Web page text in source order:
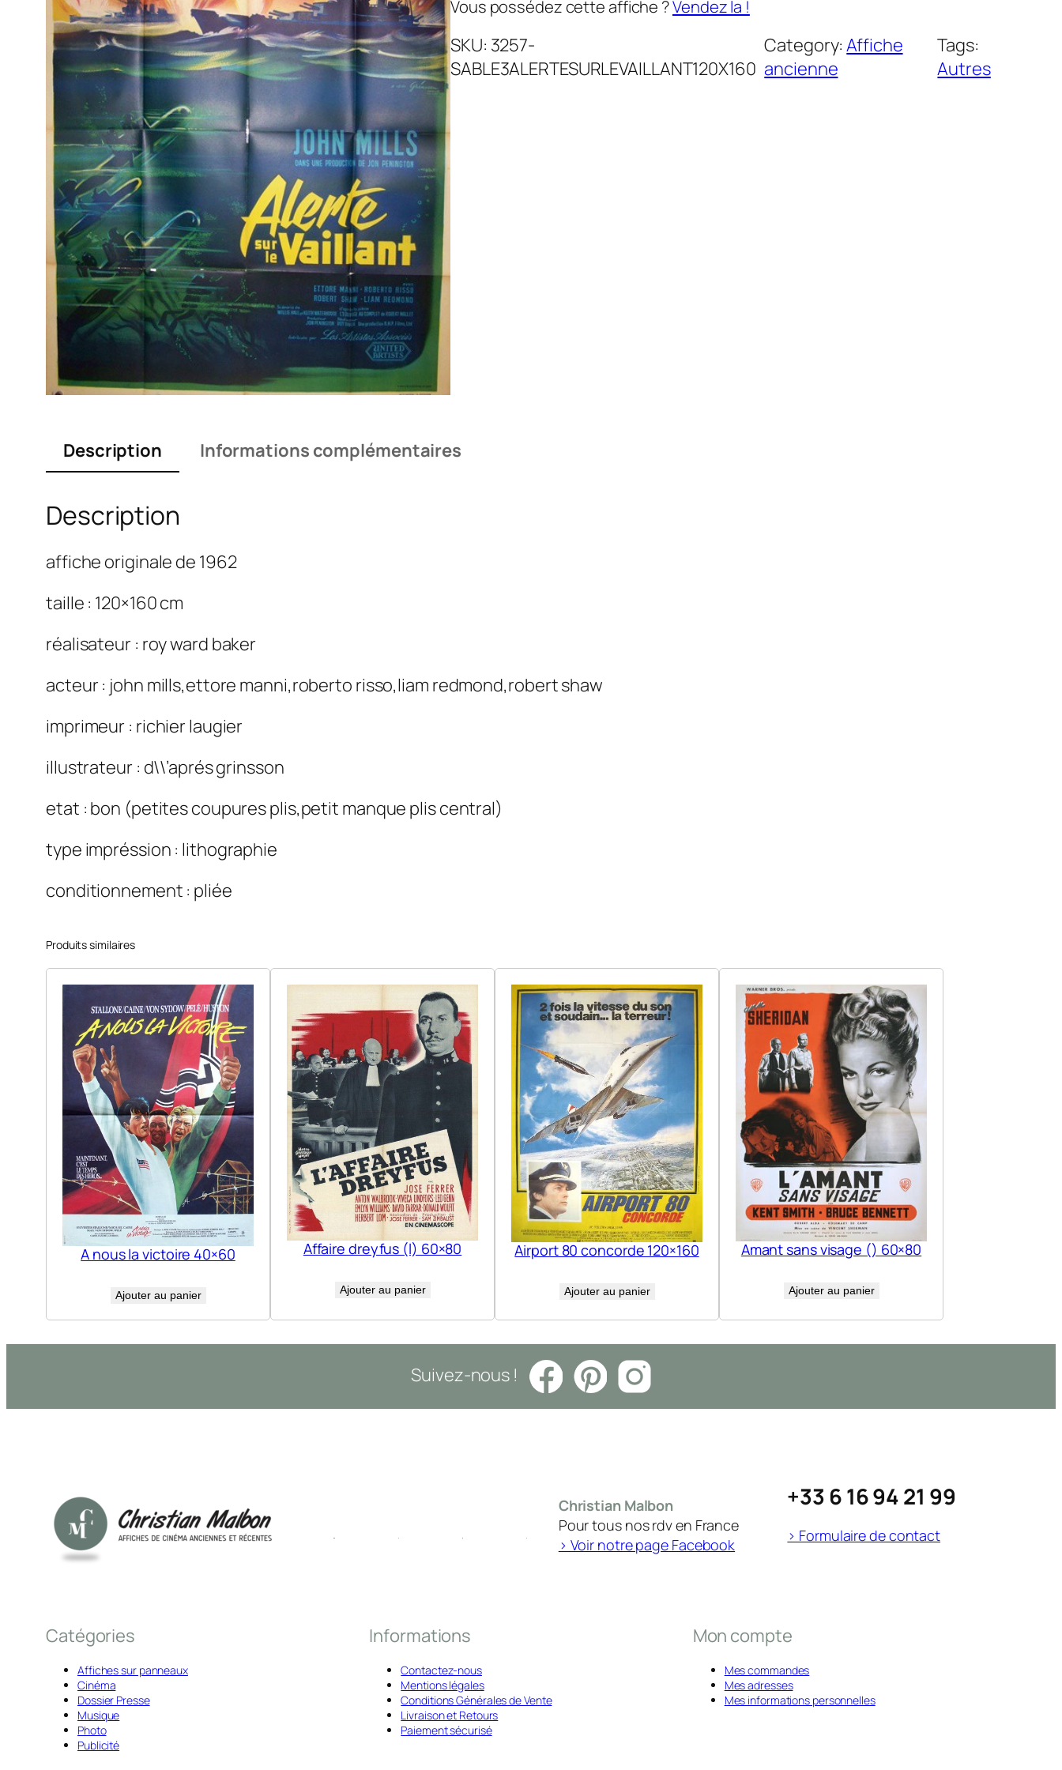
Vous possédez cette affiche ?Vendez la !
SKU: 3257-
SABLE3ALERTESURLEVAILLANT120X160
Category:Affiche
ancienne
Tags:
Autres
Description Informations complémentaires
Description
affiche originale de 1962
taille : 120×160 cm
réalisateur : roy ward baker
acteur : john mills,ettore manni,roberto risso,liam redmond,robert shaw
imprimeur : richier laugier
illustrateur : d\\’aprés grinsson
etat : bon (petites coupures plis,petit manque plis central)
type impréssion : lithographie
conditionnement : pliée
Produits similaires
A nous la victoire 40×60
Ajouter au panier
Affaire dreyfus (l) 60×80
Ajouter au panier
Airport 80 concorde 120×160
Ajouter au panier
Amant sans visage () 60×80
Ajouter au panier
Suivez-nous !
Christian Malbon
Pour tous nos rdv en France
> Voir notre page Facebook
+33 6 16 94 21 99
> Formulaire de contact
Catégories
Affiches sur panneaux
Cinéma
Dossier Presse
Musique
Photo
Publicité
Informations
Contactez-nous
Mentions légales
Conditions Générales de Vente
Livraison et Retours
Paiement sécurisé
Mon compte
Mes commandes
Mes adresses
Mes informations personnelles